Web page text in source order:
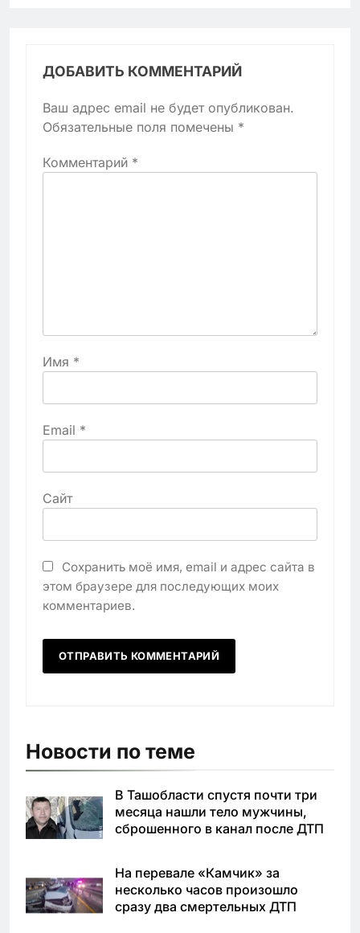
ДОБАВИТЬ КОММЕНТАРИЙ
Ваш адрес email не будет опубликован.
Обязательные поля помечены *
Комментарий *
Имя *
Email *
Сайт
Сохранить моё имя, email и адрес сайта в
этом браузере для последующих моих
комментариев.
Новости по теме
В Ташобласти спустя почти три
месяца нашли тело мужчины,
сброшенного в канал после ДТП
На перевале «Камчик» за
несколько часов произошло
сразу два смертельных ДТП